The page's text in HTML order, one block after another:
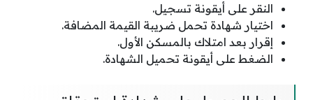
النقر على أيقونة تسجيل.
اختيار شهادة تحمل ضريبة القيمة المضافة.
إقرار بعد امتلاك بالمسكن الأول.
الضغط على أيقونة تحميل الشهادة.